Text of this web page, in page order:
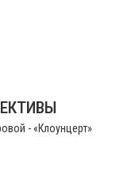
- «Клоунцерт»